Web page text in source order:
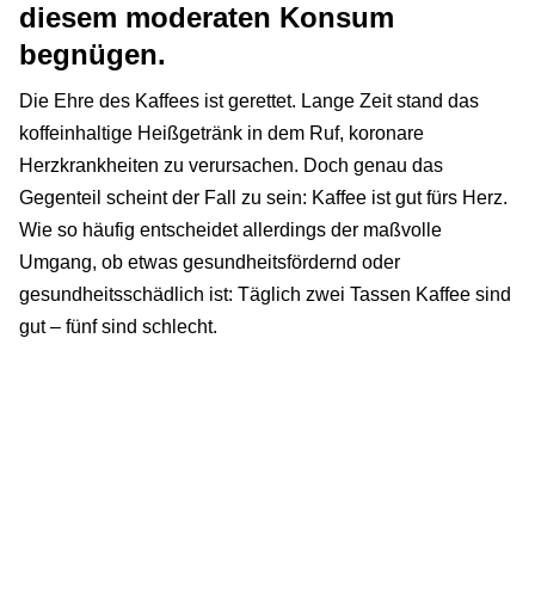
diesem moderaten Konsum
begnügen.
Die Ehre des Kaffees ist gerettet. Lange Zeit stand das
koffeinhaltige Heißgetränk in dem Ruf, koronare
Herzkrankheiten zu verursachen. Doch genau das
Gegenteil scheint der Fall zu sein: Kaffee ist gut fürs Herz.
Wie so häufig entscheidet allerdings der maßvolle
Umgang, ob etwas gesundheitsfördernd oder
gesundheitsschädlich ist: Täglich zwei Tassen Kaffee sind
gut – fünf sind schlecht.